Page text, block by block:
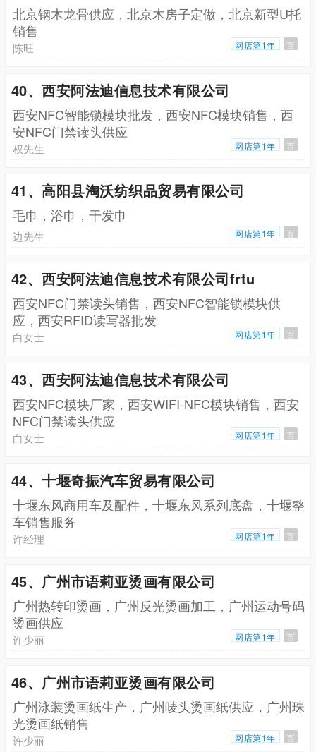
北京钢木龙骨供应，北京木房子定做，北京新型U托
销售
陈旺 网店第1年 百
40、西安阿法迪信息技术有限公司
西安NFC智能锁模块批发，西安NFC模块销售，西
安NFC门禁读头供应
权先生 网店第1年 百
41、高阳县淘沃纺织品贸易有限公司
毛巾，浴巾，干发巾
边先生 网店第1年 百
42、西安阿法迪信息技术有限公司frtu
西安NFC门禁读头销售，西安NFC智能锁模块供
应，西安RFID读写器批发
白女士 网店第1年 百
43、西安阿法迪信息技术有限公司
西安NFC模块厂家，西安WIFI-NFC模块销售，西安
NFC门禁读头供应
白女士 网店第1年 百
44、十堰奇振汽车贸易有限公司
十堰东风商用车及配件，十堰东风系列底盘，十堰整
车销售服务
许经理 网店第1年 百
45、广州市语莉亚烫画有限公司
广州热转印烫画，广州反光烫画加工，广州运动号码
烫画供应
许少丽 网店第1年 百
46、广州市语莉亚烫画有限公司
广州泳装烫画纸生产，广州唛头烫画纸供应，广州珠
光烫画纸销售
许少丽 网店第1年 百